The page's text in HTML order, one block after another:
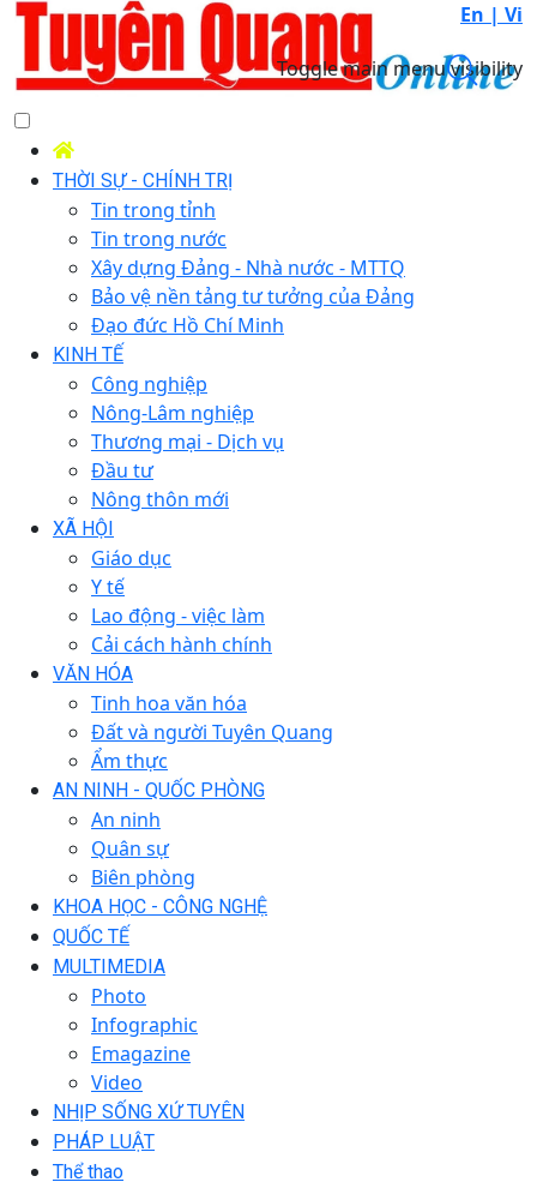
En | Vi
Toggle main menu visibility
THỜI SỰ - CHÍNH TRỊ
Tin trong tỉnh
Tin trong nước
Xây dựng Đảng - Nhà nước - MTTQ
Bảo vệ nền tảng tư tưởng của Đảng
Đạo đức Hồ Chí Minh
KINH TẾ
Công nghiệp
Nông-Lâm nghiệp
Thương mại - Dịch vụ
Đầu tư
Nông thôn mới
XÃ HỘI
Giáo dục
Y tế
Lao động - việc làm
Cải cách hành chính
VĂN HÓA
Tinh hoa văn hóa
Đất và người Tuyên Quang
Ẩm thực
AN NINH - QUỐC PHÒNG
An ninh
Quân sự
Biên phòng
KHOA HỌC - CÔNG NGHỆ
QUỐC TẾ
MULTIMEDIA
Photo
Infographic
Emagazine
Video
NHỊP SỐNG XỨ TUYÊN
PHÁP LUẬT
Thể thao